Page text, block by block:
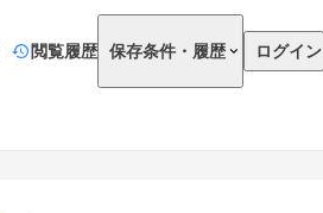
閲覧履歴 保存条件・履歴 ログイン